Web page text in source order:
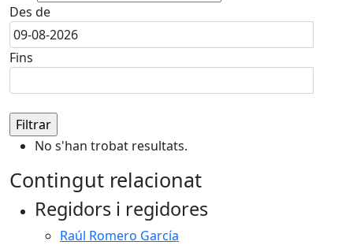
Des de
Fins
No s'han trobat resultats.
Contingut relacionat
Regidors i regidores
Raúl Romero García